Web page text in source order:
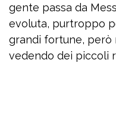
gente passa da
evoluta, purtroppo
grandi fortune, però
vedendo dei piccoli